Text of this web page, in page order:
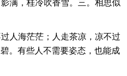
，桂冷吹香雪。三。相思似
海茫茫；人走茶凉，凉不过
。有些人不需要姿态，也能成